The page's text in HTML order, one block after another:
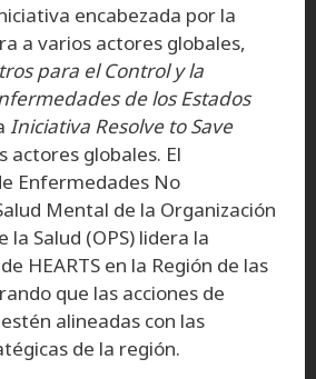
encabezada por la
a varios actores globales,
para el Control y la
de los Estados
Iniciativa Resolve to Save
actores globales. El
Enfermedades No
Mental de la Organización
la Salud (OPS) lidera la
HEARTS en la Región de las
que las acciones de
alineadas con las
de la región.